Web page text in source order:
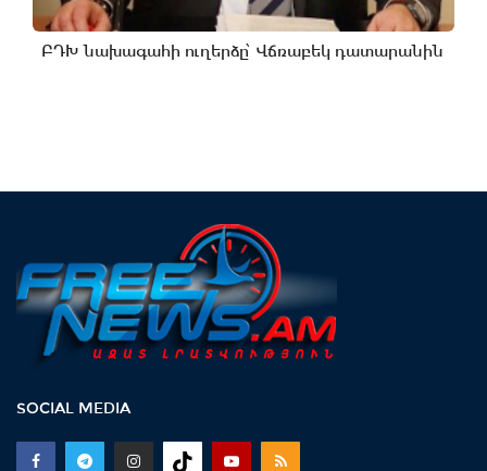
ԲԴԽ նախագահի ուղերձը՝ Վճռաբեկ դատարանին
SOCIAL MEDIA